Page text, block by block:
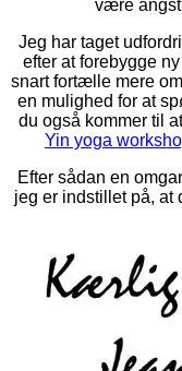
være
Jeg har taget
efter at forebygge
snart fortælle mere
en mulighed for at
du også kommer til
Yin yoga
Efter sådan en
jeg er indstillet på, at